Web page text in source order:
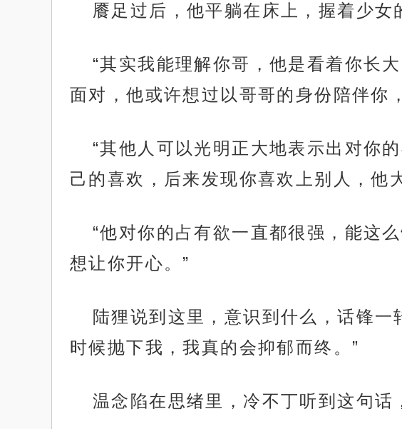
餍足过后，他平躺在床上，握着少女
“其实我能理解你哥，他是看着你长
面对，他或许想过以哥哥的身份陪伴你
“其他人可以光明正大地表示出对你
己的喜欢，后来发现你喜欢上别人，他
“他对你的占有欲一直都很强，能这
想让你开心。”
陆狸说到这里，意识到什么，话锋
时候抛下我，我真的会抑郁而终。”
温念陷在思绪里，冷不丁听到这句话